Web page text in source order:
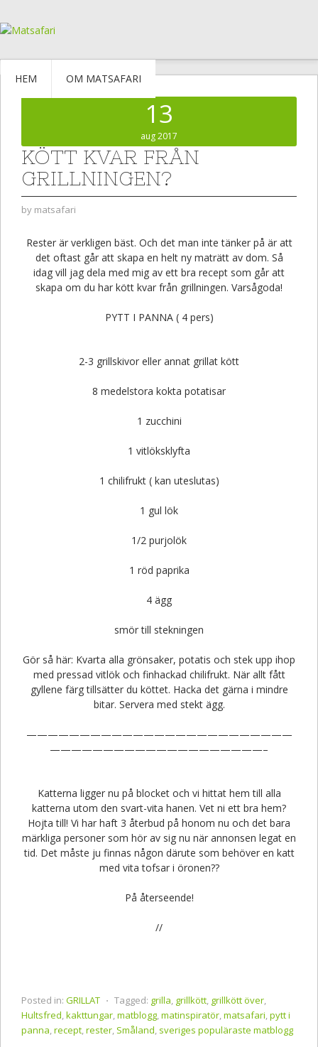
HEM OM MATSAFARI
13
aug 2017
KÖTT KVAR FRÅN
GRILLNINGEN?
by matsafari
Rester är verkligen bäst. Och det man inte tänker på är att
det oftast går att skapa en helt ny maträtt av dom. Så
idag vill jag dela med mig av ett bra recept som går att
skapa om du har kött kvar från grillningen. Varsågoda!
PYTT I PANNA ( 4 pers)
2-3 grillskivor eller annat grillat kött
8 medelstora kokta potatisar
1 zucchini
1 vitlöksklyfta
1 chilifrukt ( kan uteslutas)
1 gul lök
1/2 purjolök
1 röd paprika
4 ägg
smör till stekningen
Gör så här: Kvarta alla grönsaker, potatis och stek upp ihop
med pressad vitlök och finhackad chilifrukt. När allt fått
gyllene färg tillsätter du köttet. Hacka det gärna i mindre
bitar. Servera med stekt ägg.
—————————————————————————
————————————————————–
Katterna ligger nu på blocket och vi hittat hem till alla
katterna utom den svart-vita hanen. Vet ni ett bra hem?
Hojta till! Vi har haft 3 återbud på honom nu och det bara
märkliga personer som hör av sig nu när annonsen legat en
tid. Det måste ju finnas någon därute som behöver en katt
med vita tofsar i öronen??
På återseende!
//
Posted in: GRILLAT ⋅ Tagged: grilla, grillkött, grillkött över,
Hultsfred,kakttungar,matblogg,matinspiratör,matsafari,pytt i
panna,recept,rester, Småland, sveriges populäraste matblogg